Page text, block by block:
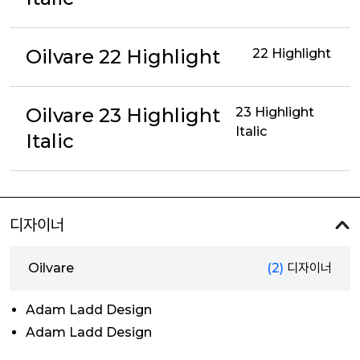
Oilvare 22 Highlight 22 Highlight
Oilvare 23 Highlight
Italic
23 Highlight
Italic
디자이너
Oilvare (2) 디자이너
Adam Ladd Design
Adam Ladd Design